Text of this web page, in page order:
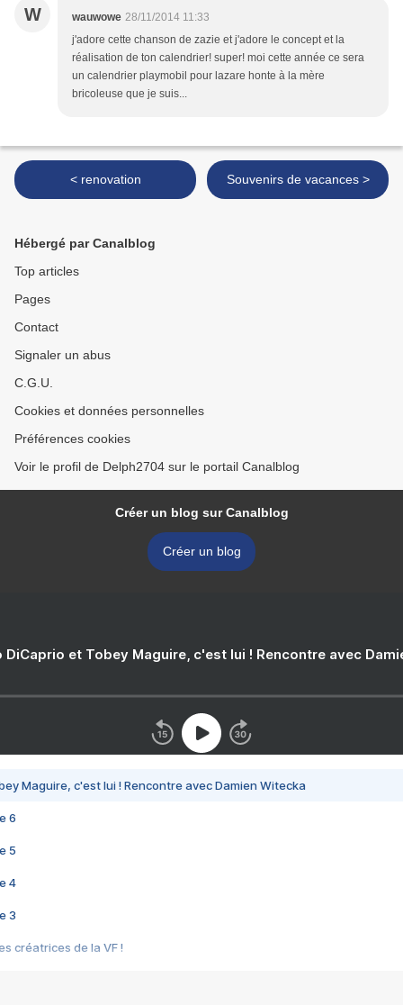
W wauwowe 28/11/2014 11:33
j'adore cette chanson de zazie et j'adore le concept et la
réalisation de ton calendrier! super! moi cette année ce sera
un calendrier playmobil pour lazare honte à la mère
bricoleuse que je suis...
< renovation Souvenirs de vacances >
Hébergé par Canalblog
Top articles
Pages
Contact
Signaler un abus
C.G.U.
Cookies et données personnelles
Préférences cookies
Voir le profil de Delph2704 sur le portail Canalblog
Créer un blog sur Canalblog
Créer un blog
DiCaprio et Tobey Maguire, c'est lui ! Rencontre avec
Maguire, c'est lui ! Rencontre avec Damien Witecka
6
5
4
3
créatrices de la VF !